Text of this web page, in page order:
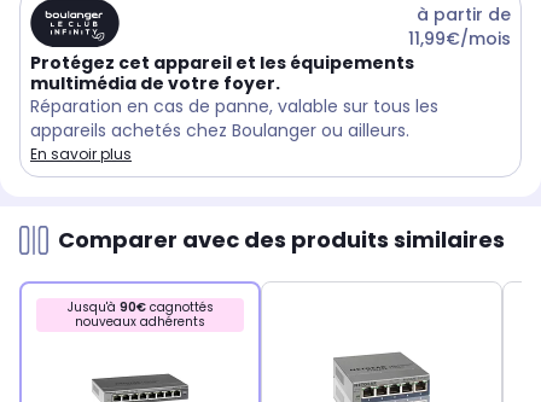
à partir de
11,99€/mois
Protégez cet appareil et les équipements
multimédia de votre foyer.
Réparation en cas de panne, valable sur tous les
appareils achetés chez Boulanger ou ailleurs.
En savoir plus
Comparer avec des produits similaires
Jusqu'à 90€cagnottés
nouveaux adhérents